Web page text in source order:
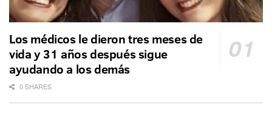
Los médicos le dieron tres meses de
vida y 31 años después sigue
ayudando a los demás
0 SHARES